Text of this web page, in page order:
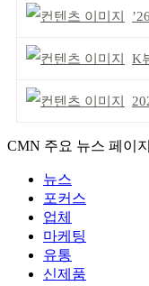
K
CMN 주요 뉴스 페이지
뉴스
포커스
업체
마케팅
유통
신제품